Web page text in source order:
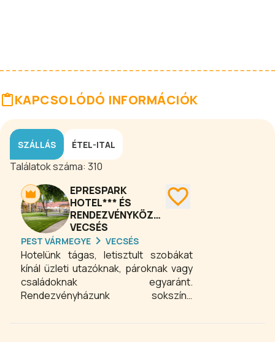
KAPCSOLÓDÓ INFORMÁCIÓK
SZÁLLÁS ÉTEL-ITAL
Találatok száma: 310
EPRESPARK
HOTEL*** ÉS
RENDEZVÉNYKÖZPONT
VECSÉS
PEST VÁRMEGYE VECSÉS
Hotelünk tágas, letisztult szobákat
kínál üzleti utazóknak, pároknak vagy
családoknak egyaránt.
Rendezvényházunk sokszínű
az esküvő, céges esemény vagy